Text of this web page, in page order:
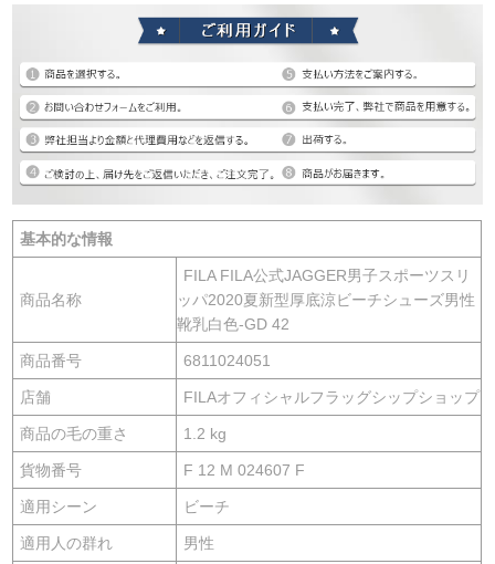
基本的な情報
商品名称
FILA FILA公式JAGGER男子スポーツスリ
ッパ2020夏新型厚底涼ビーチシューズ男性
靴乳白色-GD 42
商品番号 6811024051
店舗 FILAオフィシャルフラッグシップショップ
商品の毛の重さ 1.2 kg
貨物番号 F 12 M 024607 F
適用シーン ビーチ
適用人の群れ 男性